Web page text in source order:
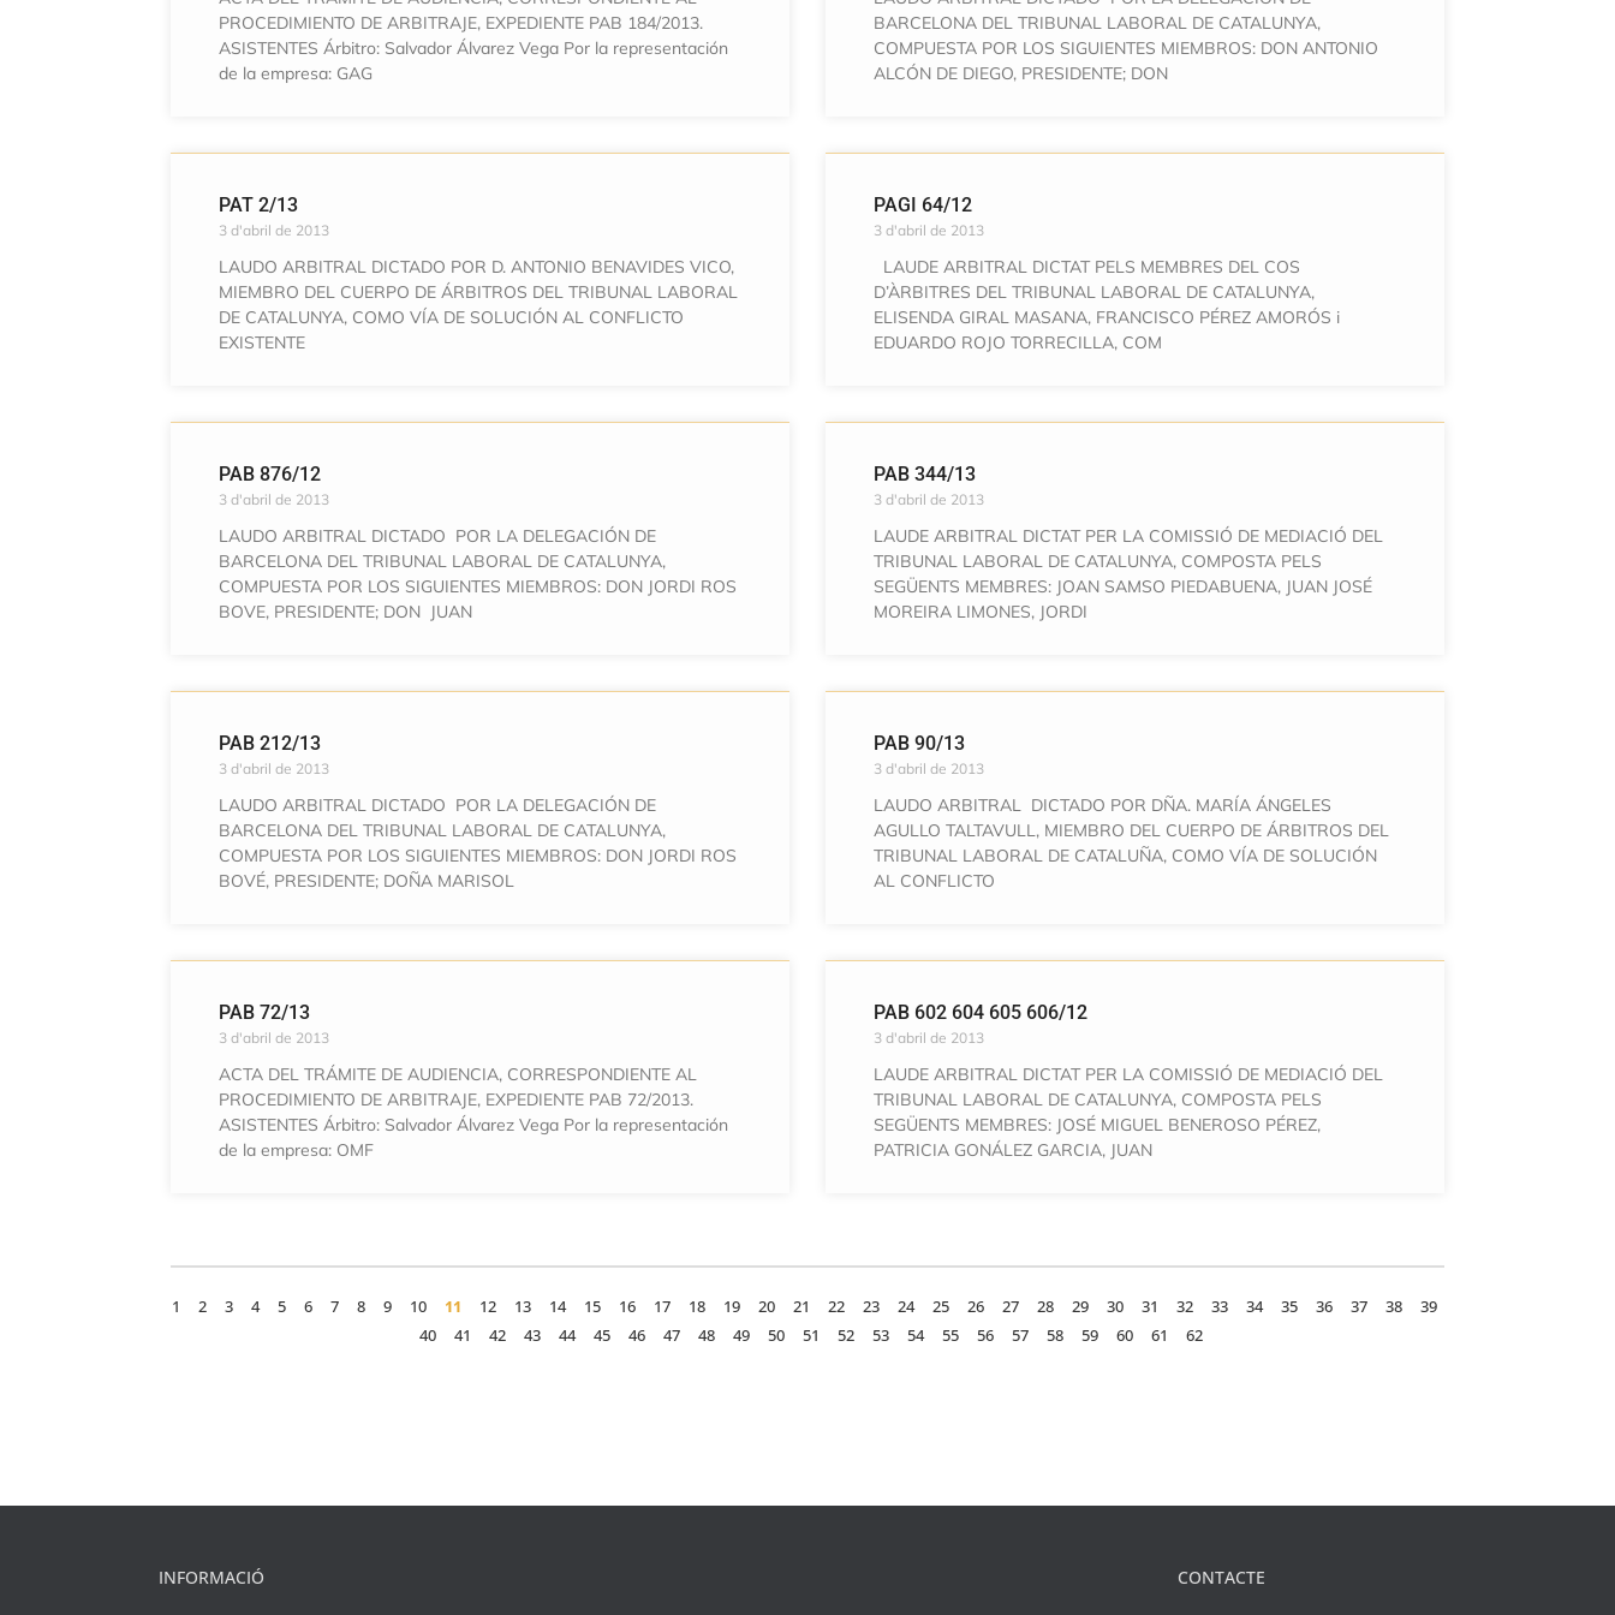
PROCEDIMIENTO DE ARBITRAJE, EXPEDIENTE PAB 184/2013.
ASISTENTES Árbitro: Salvador Álvarez Vega Por la representación
de la empresa: GAG
BARCELONA DEL TRIBUNAL LABORAL DE CATALUNYA,
COMPUESTA POR LOS SIGUIENTES MIEMBROS: DON ANTONIO
ALCÓN DE DIEGO, PRESIDENTE; DON
PAT 2/13
3 d'abril de 2013
LAUDO ARBITRAL DICTADO POR D. ANTONIO BENAVIDES VICO,
MIEMBRO DEL CUERPO DE ÁRBITROS DEL TRIBUNAL LABORAL
DE CATALUNYA, COMO VÍA DE SOLUCIÓN AL CONFLICTO
EXISTENTE
PAGI 64/12
3 d'abril de 2013
LAUDE ARBITRAL DICTAT PELS MEMBRES DEL COS
D’ÀRBITRES DEL TRIBUNAL LABORAL DE CATALUNYA,
ELISENDA GIRAL MASANA, FRANCISCO PÉREZ AMORÓS i
EDUARDO ROJO TORRECILLA, COM
PAB 876/12
3 d'abril de 2013
LAUDO ARBITRAL DICTADO POR LA DELEGACIÓN DE
BARCELONA DEL TRIBUNAL LABORAL DE CATALUNYA,
COMPUESTA POR LOS SIGUIENTES MIEMBROS: DON JORDI ROS
BOVE, PRESIDENTE; DON JUAN
PAB 344/13
3 d'abril de 2013
LAUDE ARBITRAL DICTAT PER LA COMISSIÓ DE MEDIACIÓ DEL
TRIBUNAL LABORAL DE CATALUNYA, COMPOSTA PELS
SEGÜENTS MEMBRES: JOAN SAMSO PIEDABUENA, JUAN JOSÉ
MOREIRA LIMONES, JORDI
PAB 212/13
3 d'abril de 2013
LAUDO ARBITRAL DICTADO POR LA DELEGACIÓN DE
BARCELONA DEL TRIBUNAL LABORAL DE CATALUNYA,
COMPUESTA POR LOS SIGUIENTES MIEMBROS: DON JORDI ROS
BOVÉ, PRESIDENTE; DOÑA MARISOL
PAB 90/13
3 d'abril de 2013
LAUDO ARBITRAL DICTADO POR DÑA. MARÍA ÁNGELES
AGULLO TALTAVULL, MIEMBRO DEL CUERPO DE ÁRBITROS DEL
TRIBUNAL LABORAL DE CATALUÑA, COMO VÍA DE SOLUCIÓN
AL CONFLICTO
PAB 72/13
3 d'abril de 2013
ACTA DEL TRÁMITE DE AUDIENCIA, CORRESPONDIENTE AL
PROCEDIMIENTO DE ARBITRAJE, EXPEDIENTE PAB 72/2013.
ASISTENTES Árbitro: Salvador Álvarez Vega Por la representación
de la empresa: OMF
PAB 602 604 605 606/12
3 d'abril de 2013
LAUDE ARBITRAL DICTAT PER LA COMISSIÓ DE MEDIACIÓ DEL
TRIBUNAL LABORAL DE CATALUNYA, COMPOSTA PELS
SEGÜENTS MEMBRES: JOSÉ MIGUEL BENEROSO PÉREZ,
PATRICIA GONÁLEZ GARCIA, JUAN
1 2 3 4 5 6 7 8 9 10 11 12 13 14 15 16 17 18 19 20 21 22 23 24 25 26 27 28 29 30 31 32 33 34 35 36 37 38
39
40
41 42 43 44 45 46 47 48 49 50 51 52 53 54 55 56 57 58 59 60 61 62
INFORMACIÓ CONTACTE